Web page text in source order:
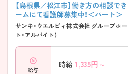
【島根県／松江市】働き方の相談で
ームにて看護師募集中！＜パート＞
サンキ・ウエルビィ株式会社 グループホ
ト・アルバイト)
給与
時給 1,335円～